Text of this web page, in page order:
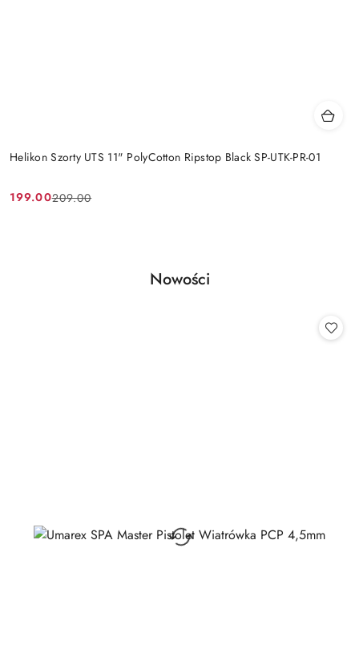
Helikon Szorty UTS 11" PolyCotton Ripstop Black SP-UTK-PR-01
Cena
199.00
Cena
209.00
Pomiń karuzelę produktów
Produkty
Nowości